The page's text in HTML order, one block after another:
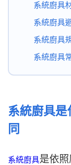
系統廚具
系統廚具
系統廚具
系統廚具
系統廚具
同
系統廚具是依